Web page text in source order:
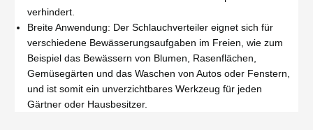
verhindert.
Breite Anwendung: Der Schlauchverteiler eignet sich für
verschiedene Bewässerungsaufgaben im Freien, wie zum
Beispiel das Bewässern von Blumen, Rasenflächen,
Gemüsegärten und das Waschen von Autos oder Fenstern,
und ist somit ein unverzichtbares Werkzeug für jeden
Gärtner oder Hausbesitzer.